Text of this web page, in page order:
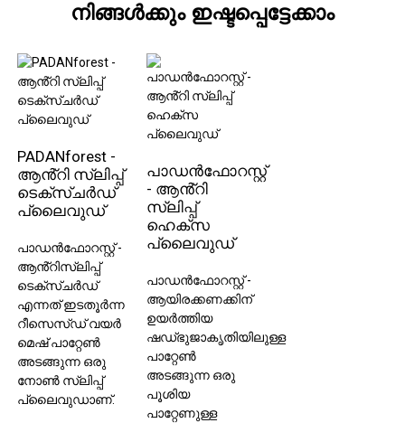
നിങ്ങൾക്കും ഇഷ്ടപ്പെട്ടേക്കാം
PADANforest -
ആൻ്റി സ്ലിപ്പ്
ടെക്സ്ചർഡ്
പ്ലൈവുഡ്
പാഡൻഫോറസ്റ്റ് -
ആൻ്റിസ്ലിപ്പ്
ടെക്സ്ചർഡ്
എന്നത് ഇടതൂർന്ന
റീസെസ്ഡ് വയർ
മെഷ് പാറ്റേൺ
അടങ്ങുന്ന ഒരു
നോൺ സ്ലിപ്പ്
പ്ലൈവുഡാണ്.
പാഡൻഫോറസ്റ്റ്
- ആൻ്റി
സ്ലിപ്പ്
ഹെക്സ
പ്ലൈവുഡ്
പാഡൻഫോറസ്റ്റ് -
ആയിരക്കണക്കിന്
ഉയർത്തിയ
ഷഡ്ഭുജാകൃതിയിലുള്ള
പാറ്റേൺ
അടങ്ങുന്ന ഒരു
പൂശിയ
പാറ്റേണുള്ള